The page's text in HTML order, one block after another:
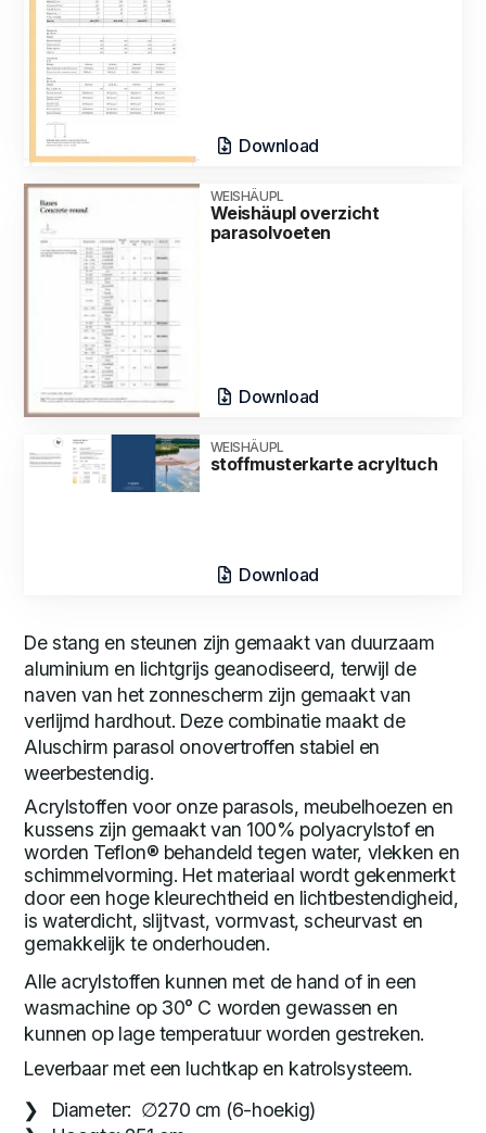
Download
WEISHÄUPL
Weishäupl overzicht
parasolvoeten
Download
WEISHÄUPL
stoffmusterkarte acryltuch
Download
De stang en steunen zijn gemaakt van duurzaam
aluminium en lichtgrijs geanodiseerd, terwijl de
naven van het zonnescherm zijn gemaakt van
verlijmd hardhout. Deze combinatie maakt de
Aluschirm parasol onovertroffen stabiel en
weerbestendig.
Acrylstoffen voor onze parasols, meubelhoezen en
kussens zijn gemaakt van 100% polyacrylstof en
worden Teflon® behandeld tegen water, vlekken en
schimmelvorming. Het materiaal wordt gekenmerkt
door een hoge kleurechtheid en lichtbestendigheid,
is waterdicht, slijtvast, vormvast, scheurvast en
gemakkelijk te onderhouden.
Alle acrylstoffen kunnen met de hand of in een
wasmachine op 30° C worden gewassen en
kunnen op lage temperatuur worden gestreken.
Leverbaar met een luchtkap en katrolsysteem.
Diameter: ∅270 cm (6-hoekig)